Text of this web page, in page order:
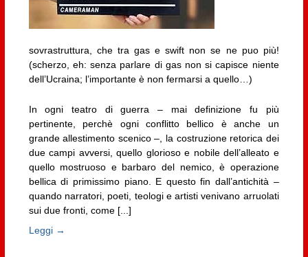
sovrastruttura, che tra gas e swift non se ne puo più!
(scherzo, eh: senza parlare di gas non si capisce niente
dell’Ucraina; l’importante è non fermarsi a quello…)
In ogni teatro di guerra – mai definizione fu più
pertinente, perchè ogni conflitto bellico è anche un
grande allestimento scenico –, la costruzione retorica dei
due campi avversi, quello glorioso e nobile dell’alleato e
quello mostruoso e barbaro del nemico, è operazione
bellica di primissimo piano. E questo fin dall’antichità –
quando narratori, poeti, teologi e artisti venivano arruolati
sui due fronti, come [...]
Leggi →